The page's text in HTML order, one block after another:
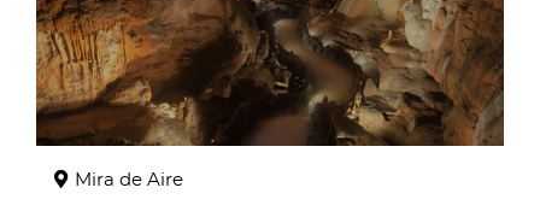
Mira de Aire